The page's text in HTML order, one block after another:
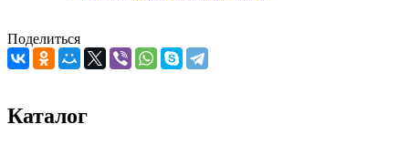
Поделиться
Каталог